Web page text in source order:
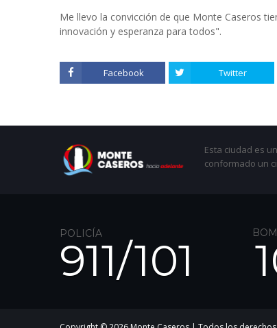
Me llevo la convicción de que Monte Caseros
innovación y esperanza para todos".
Facebook Twitter
Esta ciudad es
conformado un
POLICÍA
911/101